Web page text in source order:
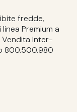
fredde,
Premium a
Vendita Inter-
800.500.980